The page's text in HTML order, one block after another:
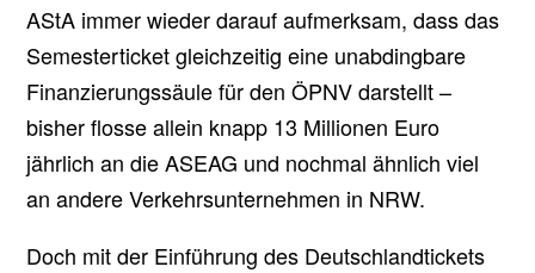
AStA immer wieder darauf aufmerksam, dass das
Semesterticket gleichzeitig eine unabdingbare
Finanzierungssäule für den ÖPNV darstellt –
bisher flosse allein knapp 13 Millionen Euro
jährlich an die ASEAG und nochmal ähnlich viel
an andere Verkehrsunternehmen in NRW.
Doch mit der Einführung des Deutschlandtickets